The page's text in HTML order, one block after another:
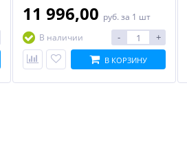
11 996,00 руб. за 1 шт
В наличии
- +
В КОРЗИНУ